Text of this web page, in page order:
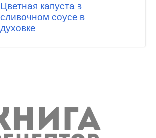
Цветная капуста в
сливочном соусе в
духовке